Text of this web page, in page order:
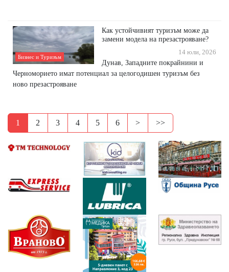
Бизнес и Туризъм
Как устойчивият туризъм може да
замени модела на презастрояване?
14 юли, 2026
Дунав, Западните покрайнини и
Черноморието имат потенциал за целогодишен туризъм без
ново презастрояване
1 2 3 4 5 6 > >>